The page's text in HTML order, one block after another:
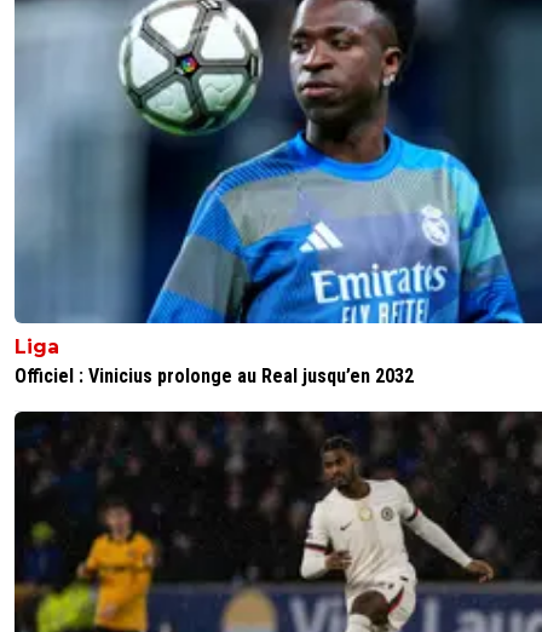
Liga
Officiel : Vinicius prolonge au Real jusqu’en 2032